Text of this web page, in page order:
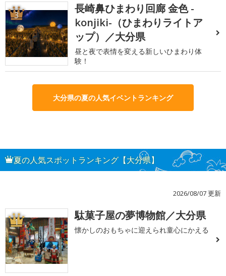
3
長崎鼻ひまわり回廊 金色 -
konjiki-（ひまわりライトア
ップ）／大分県
昼と夜で表情を変える新しいひまわり体
験！
大分県の夏の人気イベントランキング
夏の人気スポットランキング【大分県】
2026/08/07 更新
1 駄菓子屋の夢博物館／大分県
懐かしのおもちゃに迎えられ童心にかえる